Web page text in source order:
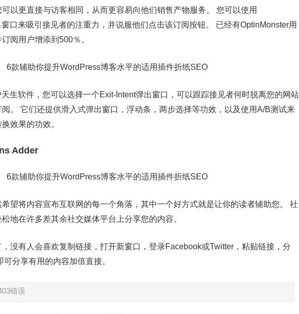
以更直接与访客相同，从而更容易向他们销售产物服务。 您可以使用
口来吸引接见者的注重力，并说服他们点击该订阅按钮。 已经有OptinMonster用
阅用户增添到500％。
生软件，您可以选择一个Exit-Intent弹出窗口，可以跟踪接见者何时脱离您的网站
。 它们还提供滑入式弹出窗口，浮动条，两步选择等功效，以及使用A/B测试来
效果的功效。
Adder
望将内容宣布互联网的每一个角落，其中一个好方式就是让你的读者辅助您。 社
地在许多差其余社交媒体平台上分享您的内容。
没有人会喜欢复制链接，打开新窗口，登录Facebook或Twitter，粘贴链接，分
分享有用的内容加倍直接。
错误